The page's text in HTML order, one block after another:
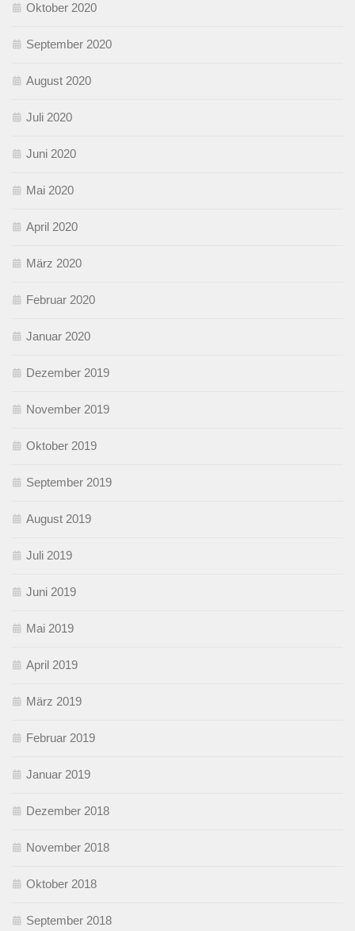
Oktober 2020
September 2020
August 2020
Juli 2020
Juni 2020
Mai 2020
April 2020
März 2020
Februar 2020
Januar 2020
Dezember 2019
November 2019
Oktober 2019
September 2019
August 2019
Juli 2019
Juni 2019
Mai 2019
April 2019
März 2019
Februar 2019
Januar 2019
Dezember 2018
November 2018
Oktober 2018
September 2018